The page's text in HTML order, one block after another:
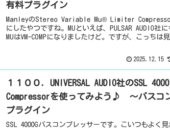
有料プラグイン
ManleyのStereo Variable Mu® Limiter
にしたやつですね。MUといえば、PULSAR AUDIO社に
MUはVM-COMPになりましたけど。ですが、こっちは
2025.12.15
１１００．UNIVERSAL AUDIO社のSSL
Compressorを使ってみよう♪ ～バス
プラグイン
SSL 4000Gバスコンプレッサーです。こいつもよく